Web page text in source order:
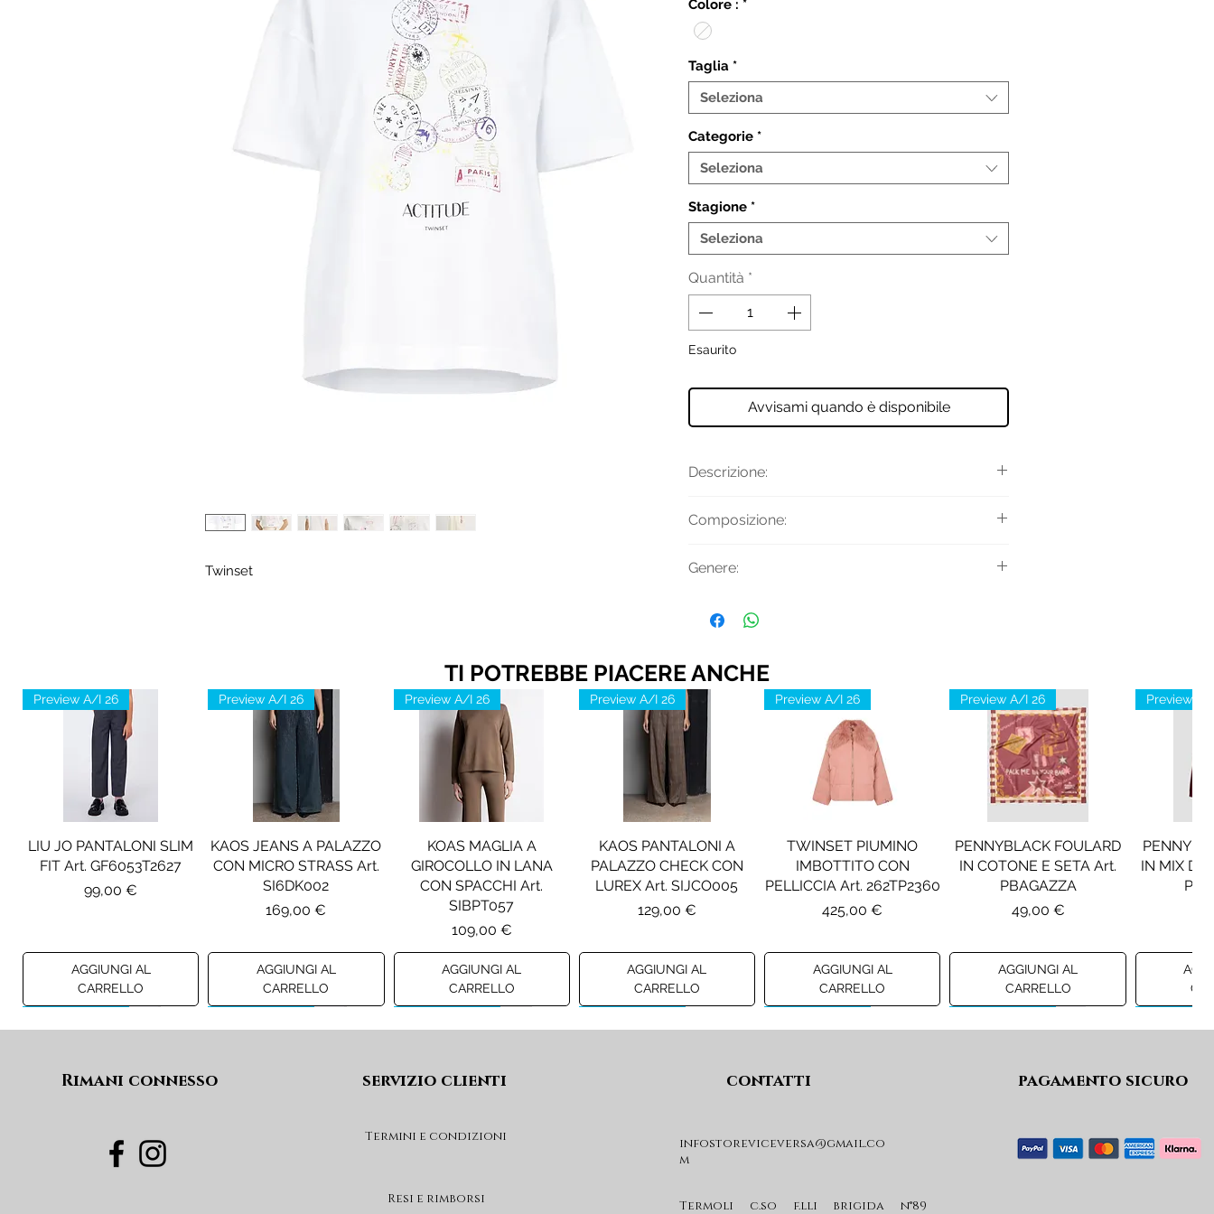
Twinset
Colore : *
Taglia *
Seleziona
Categorie *
Seleziona
Stagione *
Seleziona
Quantità *
Esaurito
Avvisami quando è disponibile
Descrizione:
e girocollo.
Composizione:
Tessuto Secondario: 72% Cotone 28%
Genere:
TI POTREBBE PIACERE ANCHE
Preview A/I 26
LIU JO PANTALONI SLIM
FIT Art. GF6053T2627
Prezzo
99,00 €
AGGIUNGI AL
CARRELLO
Preview A/I 26
KAOS JEANS A PALAZZO
CON MICRO STRASS Art.
SI6DK002
Prezzo
169,00 €
AGGIUNGI AL
CARRELLO
Preview A/I 26
KOAS MAGLIA A
GIROCOLLO IN LANA
CON SPACCHI Art.
SIBPT057
Prezzo
109,00 €
AGGIUNGI AL
CARRELLO
Preview A/I 26
KAOS PANTALONI A
PALAZZO CHECK CON
LUREX Art. SIJCO005
Prezzo
129,00 €
AGGIUNGI AL
CARRELLO
Preview A/I 26
TWINSET PIUMINO
IMBOTTITO CON
PELLICCIA Art. 262TP2360
Prezzo
425,00 €
AGGIUNGI AL
CARRELLO
Preview A/I 26
PENNYBLACK FOULARD
IN COTONE E SETA Art.
PBAGAZZA
Prezzo
49,00 €
AGGIUNGI AL
CARRELLO
Preview A/
IN MIX DI
PENNYBLACK BLAZER IN
MILANO Art. PBJBALLO
PINKO ANFIBIO MOD. EVA
Prezzo
285,00 €
Prezzo
365,00 €
LIU JO MINIGONNA IN
LIU JO
LIU JO SHORT CON
Rimani connesso servizio clienti
Termini e condizioni
Resi e rimborsi
contatti
infostoreviceversa@gmail.co
m
Termoli c.so f.lli brigida n°89
pagamento sicuro